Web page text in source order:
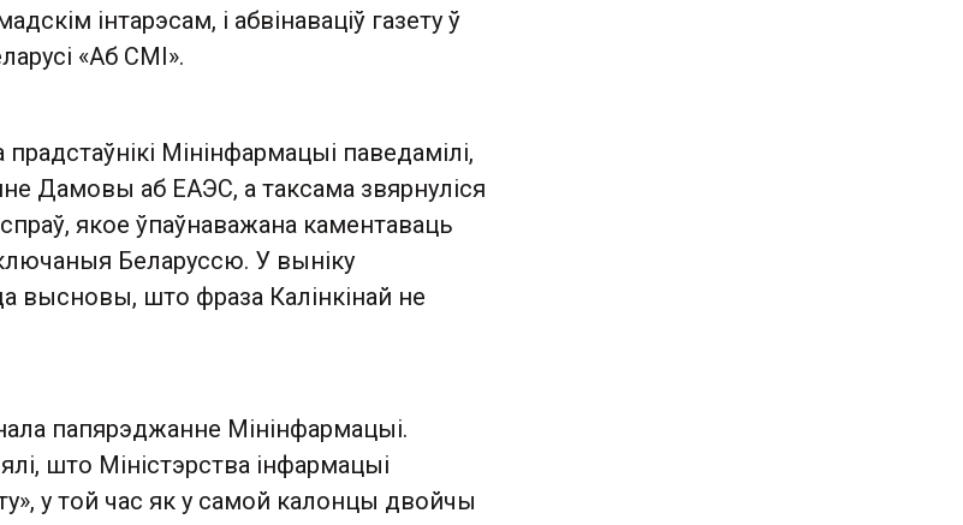
інтарэсам, і абвінаваціў газету ў
«Аб СМІ».
Мінінфармацыі паведамілі,
Дамовы аб ЕАЭС, а таксама звярнуліся
якое ўпаўнаважана каментаваць
Беларуссю. У выніку
высновы, што фраза Калінкінай не
папярэджанне Мінінфармацыі.
што Міністэрства інфармацыі
у той час як у самой калонцы двойчы